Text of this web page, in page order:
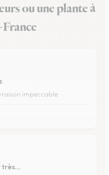
ou une plante à
impeccable
très…